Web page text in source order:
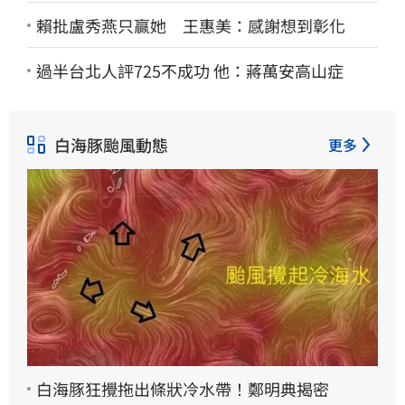
賴批盧秀燕只贏她 王惠美：感謝想到彰化
過半台北人評725不成功 他：蔣萬安高山症
白海豚颱風動態 更多
白海豚狂攪拖出條狀冷水帶！鄭明典揭密